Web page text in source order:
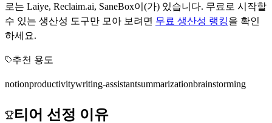
로는 Laiye, Reclaim.ai, SaneBox이(가) 있습니다. 무료로 시작할
수 있는 생산성 도구만 모아 보려면 무료 생산성 랭킹을 확인
하세요.
추천 용도
notionproductivitywriting-assistantsummarizationbrainstorming
티어 선정 이유